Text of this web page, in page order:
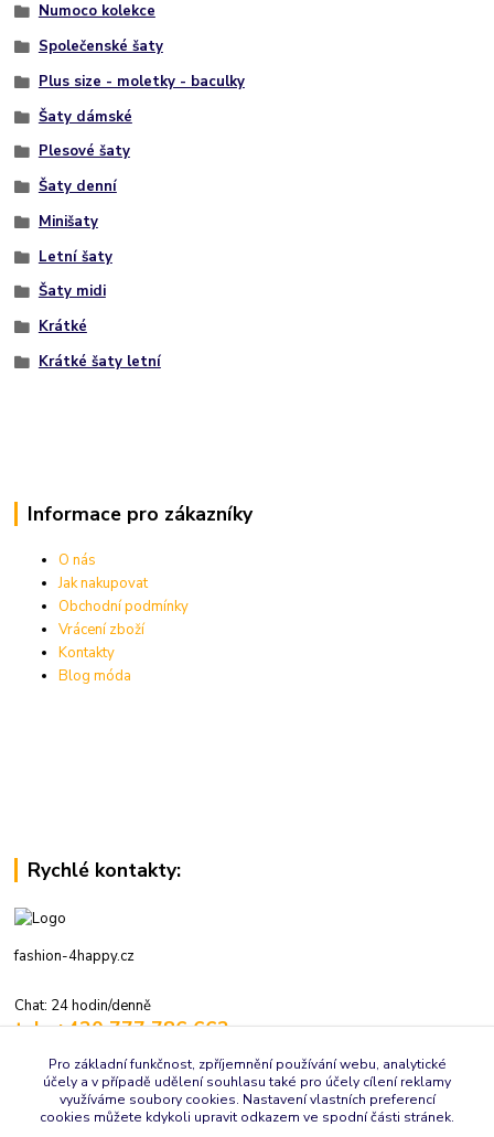
Numoco kolekce
Společenské šaty
Plus size - moletky - baculky
Šaty dámské
Plesové šaty
Šaty denní
Minišaty
Letní šaty
Šaty midi
Krátké
Krátké šaty letní
Informace pro zákazníky
O nás
Jak nakupovat
Obchodní podmínky
Vrácení zboží
Kontakty
Blog móda
Rychlé kontakty:
fashion-4happy.cz
Chat: 24 hodin/denně
tel.: +420 777 786 662
info@fashion-4happy.cz
Pro základní funkčnost, zpříjemnění používání webu, analytické
účely a v případě udělení souhlasu také pro účely cílení reklamy
využíváme soubory cookies. Nastavení vlastních preferencí
cookies můžete kdykoli upravit odkazem ve spodní části stránek.